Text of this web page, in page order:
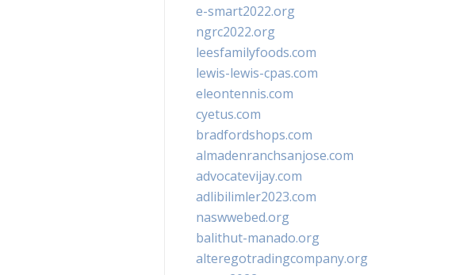
e-smart2022.org
ngrc2022.org
leesfamilyfoods.com
lewis-lewis-cpas.com
eleontennis.com
cyetus.com
bradfordshops.com
almadenranchsanjose.com
advocatevijay.com
adlibilimler2023.com
naswwebed.org
balithut-manado.org
alteregotradingcompany.org